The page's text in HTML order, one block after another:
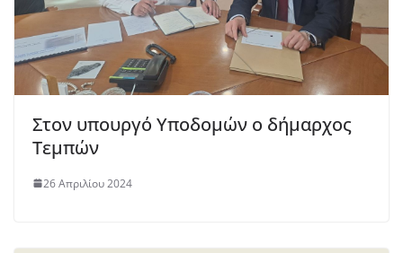
Στον υπουργό Υποδομών ο δήμαρχος
Τεμπών
26 Απριλίου 2024